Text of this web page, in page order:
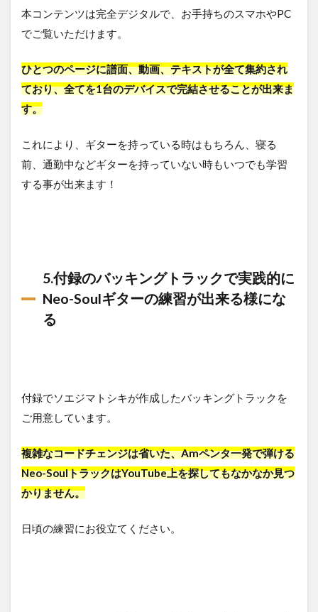
本コンテンツは完全デジタルで、お手持ちのスマホやPC
でご覧いただけます。
ひとつのページに譜面、動画、テキストが全て集約され
ており、全てを1台のデバイスで完結させることが出来ま
す。
これにより、ギターを持っている時はもちろん、寝る
前、通勤中などギターを持っていない時もいつでも学習
する事が出来ます！
5.付録のバッキングトラックで実践的に
Neo-Soulギターの練習が出来る様にな
る
付録でソエジマトシキが作成したバッキングトラックを
ご用意しています。
複雑なコードチェンジは省いた、Amペンタ一発で弾ける
Neo-SoulトラックはYouTube上を探してもなかなか見つ
かりません。
日頃の練習にお役立てください。